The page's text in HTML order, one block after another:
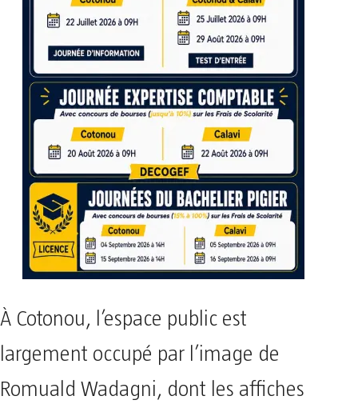
À Cotonou, l’espace public est
largement occupé par l’image de
Romuald Wadagni, dont les affiches